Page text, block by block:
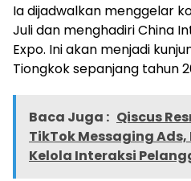
Ia dijadwalkan menggelar
Juli dan menghadiri China
Expo. Ini akan menjadi
Tiongkok sepanjang tahun
Baca Juga : Qiscus
TikTok Messaging
Kelola Interaksi